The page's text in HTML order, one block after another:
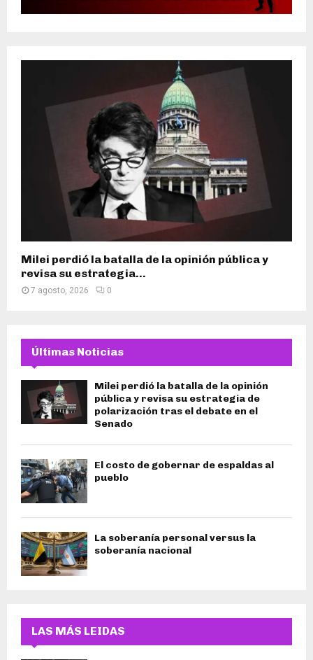
Milei perdió la batalla de la opinión pública y
revisa su estrategia...
7 agosto, 2026 0
Últimas Noticias
Milei perdió la batalla de la opinión
pública y revisa su estrategia de
polarización tras el debate en el
Senado
El costo de gobernar de espaldas al
pueblo
La soberanía personal versus la
soberanía nacional
LAS MÁS LEIDAS